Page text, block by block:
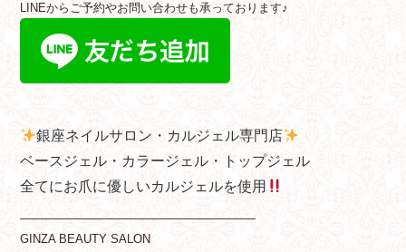
LINEからご予約やお問い合わせも承っております♪
銀座ネイルサロン・カルジェル専門店
ベースジェル・カラージェル・トップジェル
全てにお爪に優しいカルジェルを使用
————————————————————
GINZA BEAUTY SALON